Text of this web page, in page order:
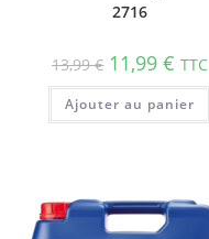
2716
13,99€ 11,99€ TTC
Ajouter au panier